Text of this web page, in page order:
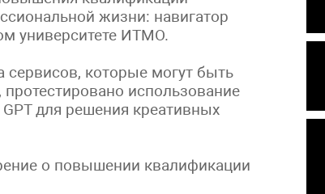
жизни: навигатор
университете ИТМО.
сервисов, которые могут быть
использование
для решения креативных
о повышении квалификации